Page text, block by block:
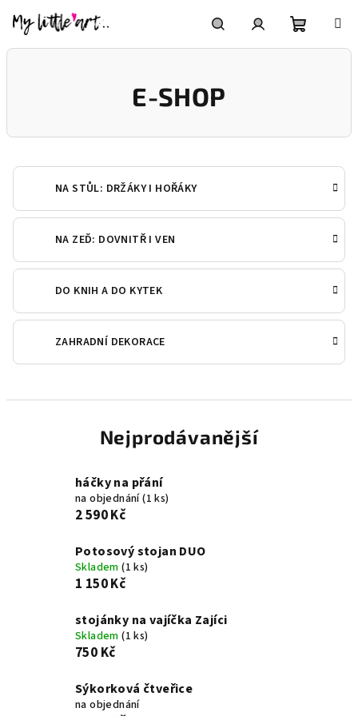
obsah
HledatPřihlášeníNákupní
E-SHOP
NA STŮL: DRŽÁKY I HOŘÁKY
NA ZEĎ: DOVNITŘ I VEN
DO KNIH A DO KYTEK
ZAHRADNÍ DEKORACE
Nejprodávanější
háčky na přání
na objednání(1 ks)
2 590 Kč
Potosový stojan DUO
Skladem(1 ks)
1 150 Kč
stojánky na vajíčka Zajíci
Skladem(1 ks)
750 Kč
Sýkorková čtveřice
na objednání